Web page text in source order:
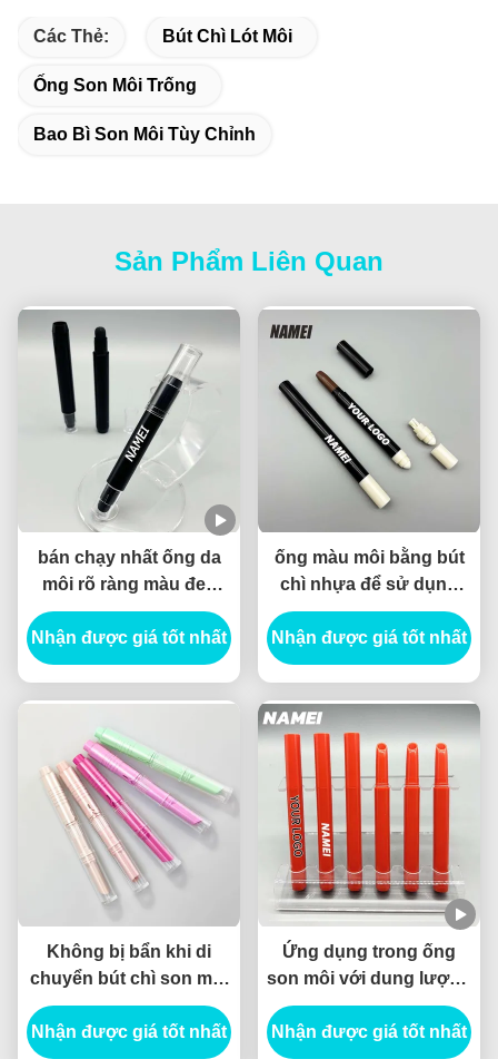
Các Thẻ: Bút Chì Lót Môi
Ống Son Môi Trống
Bao Bì Son Môi Tùy Chỉnh
Sản Phẩm Liên Quan
bán chạy nhất ống da
môi rõ ràng màu đen
hộp đóng gói da môi
màu với bàn chải
Nhận được giá tốt nhất
ống màu môi bằng bút
chì nhựa để sử dụng
lâu dài
Nhận được giá tốt nhất
Không bị bẩn khi di
chuyển bút chì son môi
với ứng dụng viên tích
hợp
Nhận được giá tốt nhất
Ứng dụng trong ống
son môi với dung lượng
tiêu chuẩn
Nhận được giá tốt nhất